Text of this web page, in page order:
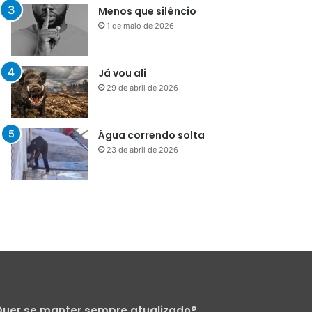
Menos que silêncio
1 de maio de 2026
Já vou ali
29 de abril de 2026
Água correndo solta
23 de abril de 2026